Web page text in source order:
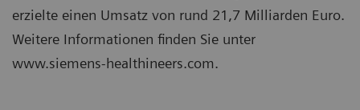
erzielte einen Umsatz von rund 21,7 Milliarden Euro.
Weitere Informationen finden Sie unter
www.siemens-healthineers.com.